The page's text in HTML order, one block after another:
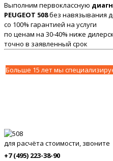
Выполним первоклассную
PEUGEOT 508без навязывания
со 100% гарантией на услуги
по ценам на 30-40% ниже
точно в заявленный срок
Больше 15 лет мы
для расчёта стоимости, звоните
+7 (495) 223-38-90